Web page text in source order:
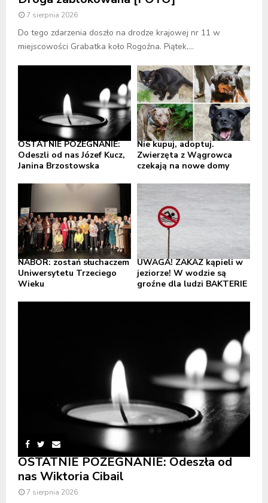
7 sierpnia 2026
Do tego zdarzenia doszło na drodze krajowej nr 11 w
miejscowości Grabatka koło Rogoźna. Piątek,...
OSTATNIE POŻEGNANIE:
Odeszli od nas Józef Kucz,
Janina Brzostowska
Nie kupuj, adoptuj.
Zwierzęta z Wągrowca
czekają na nowe domy
NABÓR: zostań słuchaczem
Uniwersytetu Trzeciego
Wieku
UWAGA! ZAKAZ kąpieli w
jeziorze! W wodzie są
groźne dla ludzi BAKTERIE
OSTATNIE POŻEGNANIE: Odeszła od
nas Wiktoria Cibail
7 sierpnia 2026